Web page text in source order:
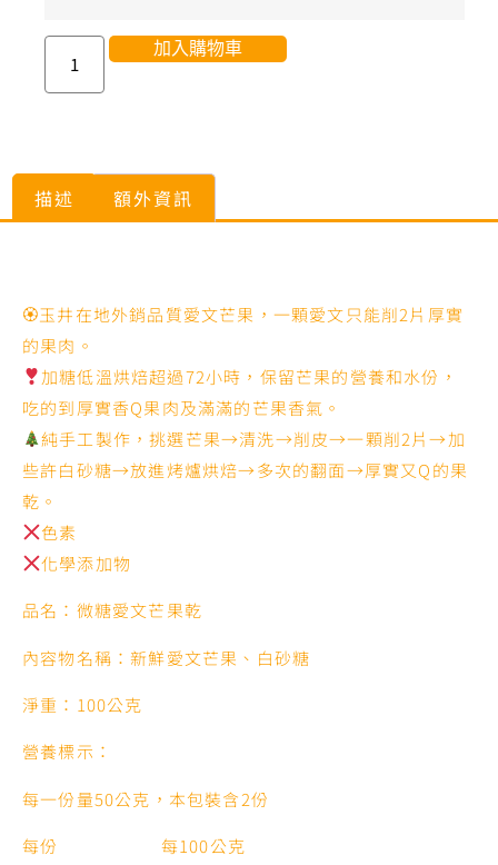
加入購物車
描述 額外資訊
🏵玉井在地外銷品質愛文芒果，一顆愛文只能削2片厚實
的果肉。
加糖低溫烘焙超過72小時，保留芒果的營養和水份，
吃的到厚實香Q果肉及滿滿的芒果香氣。
純手工製作，挑選芒果→清洗→削皮→一顆削2片→加
些許白砂糖→放進烤爐烘焙→多次的翻面→厚實又Q的果
乾。
色素
化學添加物
品名：微糖愛文芒果乾
內容物名稱：新鮮愛文芒果、白砂糖
淨重：100公克
營養標示：
每一份量50公克，本包裝含2份
每份 每100公克